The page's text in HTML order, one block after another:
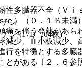
多臓器不全（Ｖｉ
）（０．１％未満
痛を伴う発熱があら
減少、血小板減少、
行を特徴とする多臓
とがある〔２．６参
ン
ン (17D−204株)